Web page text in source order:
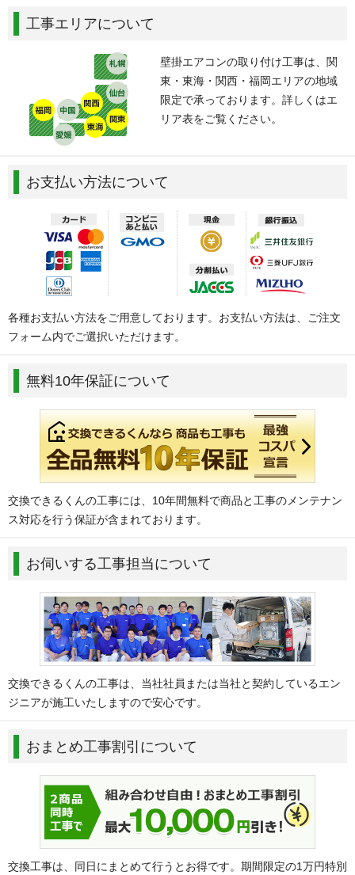
工事エリアについて
壁掛エアコンの取り付け工事は、関
東・東海・関西・福岡エリアの地域
限定で承っております。詳しくはエ
リア表をご覧ください。
お支払い方法について
各種お支払い方法をご用意しております。お支払い方法は、ご注文
フォーム内でご選択いただけます。
無料10年保証について
交換できるくんの工事には、10年間無料で商品と工事のメンテナン
ス対応を行う保証が含まれております。
お伺いする工事担当について
交換できるくんの工事は、当社社員または当社と契約しているエン
ジニアが施工いたしますので安心です。
おまとめ工事割引について
交換工事は、同日にまとめて行うとお得です。期間限定の1万円特別